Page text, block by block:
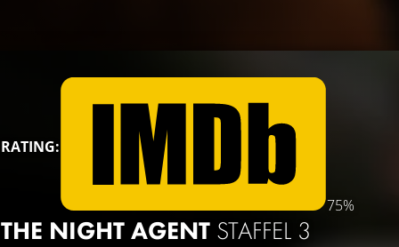
RATING:
75%
THE NIGHT AGENT STAFFEL 3